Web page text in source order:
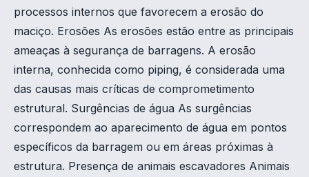
processos internos que favorecem a erosão do
maciço. Erosões As erosões estão entre as principais
ameaças à segurança de barragens. A erosão
interna, conhecida como piping, é considerada uma
das causas mais críticas de comprometimento
estrutural. Surgências de água As surgências
correspondem ao aparecimento de água em pontos
específicos da barragem ou em áreas próximas à
estrutura. Presença de animais escavadores Animais